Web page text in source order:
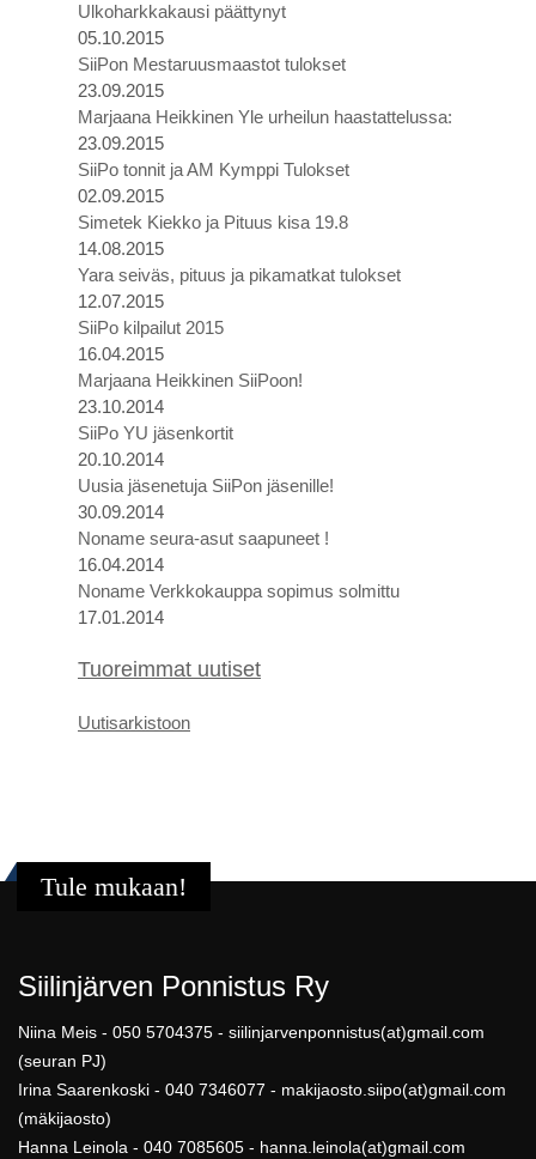
Ulkoharkkakausi päättynyt
05.10.2015
SiiPon Mestaruusmaastot tulokset
23.09.2015
Marjaana Heikkinen Yle urheilun haastattelussa:
23.09.2015
SiiPo tonnit ja AM Kymppi Tulokset
02.09.2015
Simetek Kiekko ja Pituus kisa 19.8
14.08.2015
Yara seiväs, pituus ja pikamatkat tulokset
12.07.2015
SiiPo kilpailut 2015
16.04.2015
Marjaana Heikkinen SiiPoon!
23.10.2014
SiiPo YU jäsenkortit
20.10.2014
Uusia jäsenetuja SiiPon jäsenille!
30.09.2014
Noname seura-asut saapuneet !
16.04.2014
Noname Verkkokauppa sopimus solmittu
17.01.2014
Tuoreimmat uutiset
Uutisarkistoon
Tule mukaan!
Siilinjärven Ponnistus Ry
Niina Meis - 050 5704375 - siilinjarvenponnistus(at)gmail.com
(seuran PJ)
Irina Saarenkoski - 040 7346077 - makijaosto.siipo(at)gmail.com
(mäkijaosto)
Hanna Leinola - 040 7085605 - hanna.leinola(at)gmail.com